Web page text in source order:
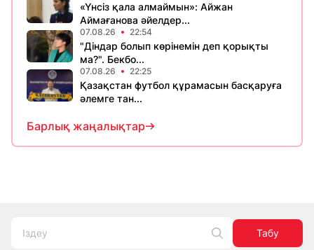
«Үнсіз қала алмаймын»: Айжан
Аймағанова әйелдер...
07.08.26 22:54
"Діндар болып көрінемін деп қорықты
ма?". Бекбо...
07.08.26 22:25
Қазақстан футбол құрамасын басқаруға
әлемге тан...
Барлық жаңалықтар
Табу